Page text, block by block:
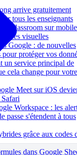
arrive gratuitement
tous les enseignants
Classroom sur
visuelles
Google : de nouvelles
protéger vos
un service principal de
cela change pour votre
Meet sur iOS
Workspace : les
passe s'étendent à tous
grâce aux codes
dans Google